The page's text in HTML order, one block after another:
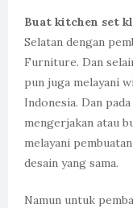
Buat kitchen set
Selatan dengan
Furniture. Dan
pun juga melayani
Indonesia. Dan
mengerjakan atau
melayani
desain yang sama.
Namun untuk